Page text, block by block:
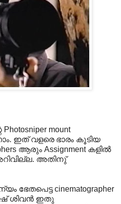
Photosniper mount
ഇത് വളരെ ഭാരം കൂടിയ
ആരും Assignment കളില്‍
അതിനു്
ഭേതപെട്ട cinematographer
ശിവന്‍ ഇതു